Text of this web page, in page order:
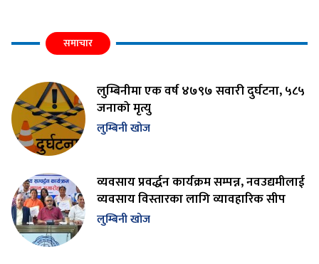
समाचार
लुम्बिनीमा एक वर्ष ४७९७ सवारी दुर्घटना, ५८५
जनाको मृत्यु
लुम्बिनी खोज
व्यवसाय प्रवर्द्धन कार्यक्रम सम्पन्न, नवउद्यमीलाई
व्यवसाय विस्तारका लागि व्यावहारिक सीप
लुम्बिनी खोज